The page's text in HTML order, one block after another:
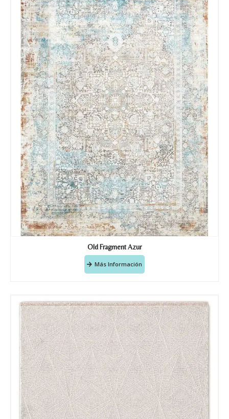
Old Fragment Azur
Más Información